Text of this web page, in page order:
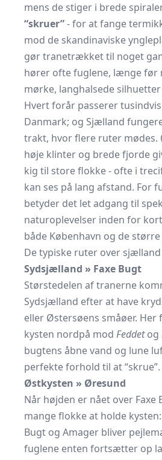
mens de stiger i brede
“skruer”- for at fange
mod de skandinaviske
gør tranetrækket til noget
hører ofte fuglene, længe før
mørke, langhalsede
Hvert forår passerer
Danmark; og Sjælland
trakt, hvor flere ruter mødes.
høje klinter og brede fjorde
kig til store flokke - ofte i
kan ses på lang afstand. For
betyder det let adgang til
naturoplevelser inden for
både København og de
De typiske ruter over sjælland
Sydsjælland » Faxe Bugt
Størstedelen af tranerne
Sydsjælland efter at have
eller Østersøens småøer. Her
kysten nordpå mod Feddetog
bugtens åbne vand og lune
perfekte forhold til at “skrue”.
Østkysten » Øresund
Når højden er nået over Faxe
mange flokke at holde
Bugt og Amager bliver
fuglene enten fortsætter op